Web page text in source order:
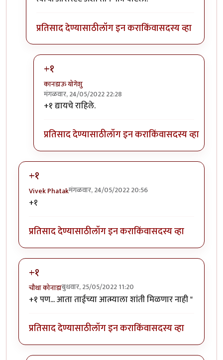
प्रतिसाद देण्यासाठीलॉग इन कराकिंवासदस्य व्हा
+१
कानडाऊ योगेशु
मंगळवार, 24/05/2022 22:28
In reply toराघवचा फोन वाजला असावा त्याने
+१ द्यायचे राहिले.
प्रतिसाद देण्यासाठीलॉग इन कराकिंवासदस्य व्हा
+१
Vivek Phatakमंगळवार, 24/05/2022 20:56
+१
प्रतिसाद देण्यासाठीलॉग इन कराकिंवासदस्य व्हा
+१
चौथा कोनाडाबुधवार, 25/05/2022 11:20
+१ पण... आता ताईच्या आत्म्याला शांती मिळणार नाही "
प्रतिसाद देण्यासाठीलॉग इन कराकिंवासदस्य व्हा